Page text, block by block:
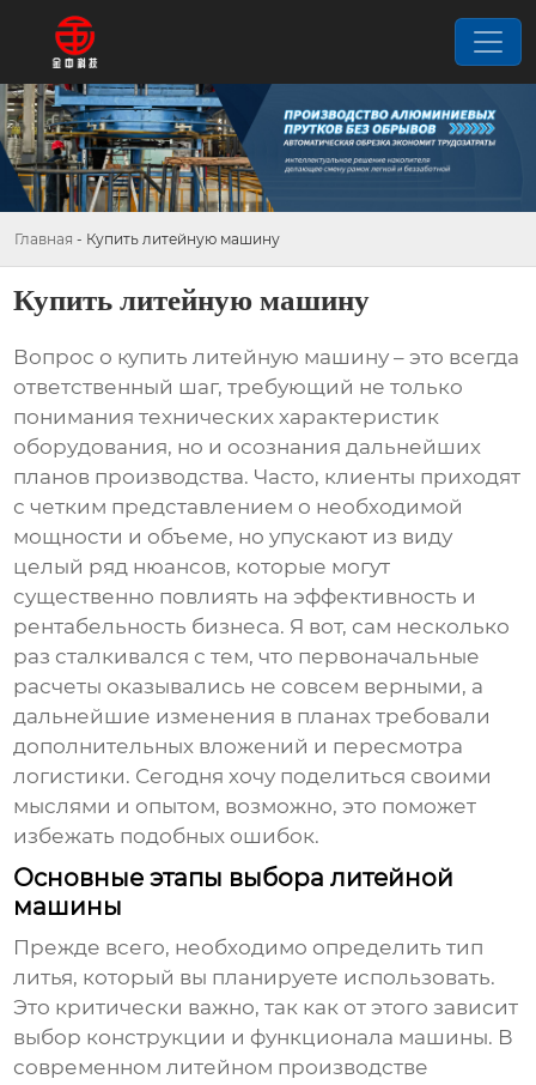
Главная - Купить литейную машину
Купить литейную машину
Вопрос о купить литейную машину – это всегда
ответственный шаг, требующий не только
понимания технических характеристик
оборудования, но и осознания дальнейших
планов производства. Часто, клиенты приходят
с четким представлением о необходимой
мощности и объеме, но упускают из виду
целый ряд нюансов, которые могут
существенно повлиять на эффективность и
рентабельность бизнеса. Я вот, сам несколько
раз сталкивался с тем, что первоначальные
расчеты оказывались не совсем верными, а
дальнейшие изменения в планах требовали
дополнительных вложений и пересмотра
логистики. Сегодня хочу поделиться своими
мыслями и опытом, возможно, это поможет
избежать подобных ошибок.
Основные этапы выбора литейной
машины
Прежде всего, необходимо определить тип
литья, который вы планируете использовать.
Это критически важно, так как от этого зависит
выбор конструкции и функционала машины. В
современном литейном производстве